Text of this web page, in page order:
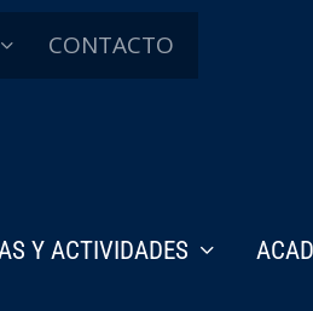
CONTACTO
Y ACTIVIDADES